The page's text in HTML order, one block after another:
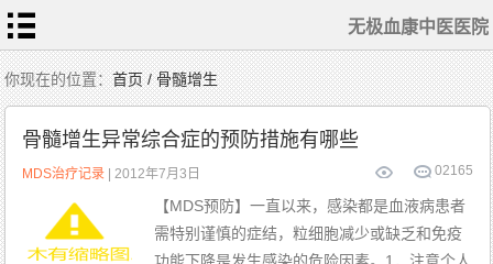
无极血康中医医院
首
页
医
生
随
笔
疾
病
动
态
白
血
病
治
你现在的位置：首页 / 骨髓增生
骨髓增生异常综合症的预防措施有哪些
2165
0
MDS治疗记录 | 2012年7月3日
【MDS预防】一直以来，感染都是血液病患者
需特别谨慎的症结，粒细胞减少或缺乏和免疫